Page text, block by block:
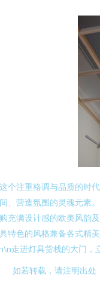
个注重格调与品质的时
、营造氛围的灵魂元素
充满设计感的欧美风韵
特色的风格兼备各式精
走进灯具货栈的大门，
如若转载，请注明出